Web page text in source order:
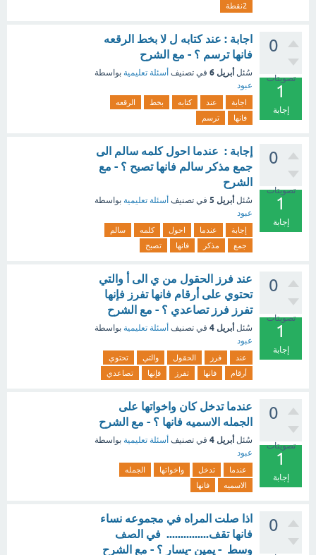
2نقطة
0
تصويتات
1
إجابة
اجابة : عند كتابه ل لا بخط الرقعه
فانها ترسم ؟ - مع الشرح
سُئل أبريل 6 في تصنيف أسئلة تعليمية بواسطة
عبود
اجابة عند كتابه بخط
الرقعه
فانها
ترسم
0
تصويتات
1
إجابة
إجابة : عندما احول كلمه سالم الى
جمع مذكر سالم فانها تصبح ؟ - مع
الشرح
سُئل أبريل 5 في تصنيف أسئلة تعليمية بواسطة
عبود
إجابة عندما احول كلمه
سالم
جمع
مذكر فانها تصبح
0
تصويتات
1
إجابة
عند فرز الحقول من ي الى أ والتي
تحتوي على أرقام فانها تفرز فإنها
تفرز فرز تصاعدي ؟ - مع الشرح
سُئل أبريل 4 في تصنيف أسئلة تعليمية بواسطة
عبود
عند فرز الحقول والتي
تحتوي
أرقام
فانها تفرز فإنها تصاعدي
0
تصويتات
1
إجابة
عندما تدخل كان واخواتها على
الجمله الاسميه فانها ؟ - مع الشرح
سُئل أبريل 4 في تصنيف أسئلة تعليمية بواسطة
عبود
عندما تدخل واخواتها
الجمله
الاسميه
فانها
0
اذا صلت المراه في مجموعه نساء
فانها تقف............... في الصف
وسط - يمين -يسار ؟ - مع الشرح